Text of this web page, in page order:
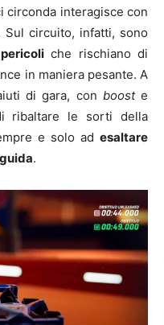
circonda interagisce con
Sul circuito, infatti, sono
che rischiano di
in maniera pesante. A
di gara, con booste
ribaltare le sorti della
e solo ad esaltare
.